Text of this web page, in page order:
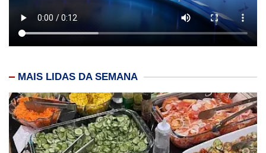
MAIS LIDAS DA SEMANA